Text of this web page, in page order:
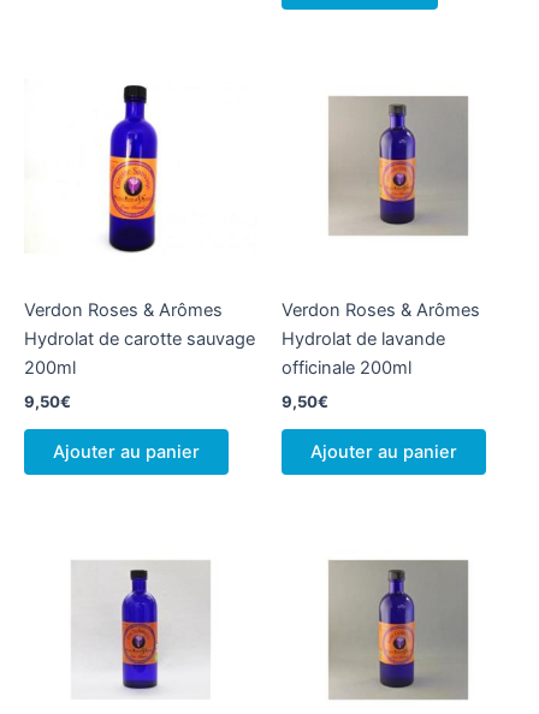
Verdon Roses & Arômes
Hydrolat de carotte sauvage
200ml
9,50€
Ajouter au panier
Verdon Roses & Arômes
Hydrolat de lavande
officinale 200ml
9,50€
Ajouter au panier